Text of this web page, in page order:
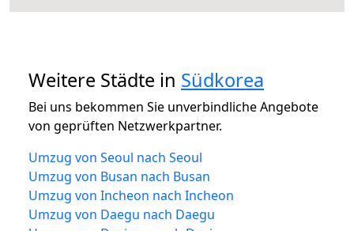
Weitere Städte in Südkorea
Bei uns bekommen Sie unverbindliche Angebote
von geprüften Netzwerkpartner.
Umzug von Seoul nach Seoul
Umzug von Busan nach Busan
Umzug von Incheon nach Incheon
Umzug von Daegu nach Daegu